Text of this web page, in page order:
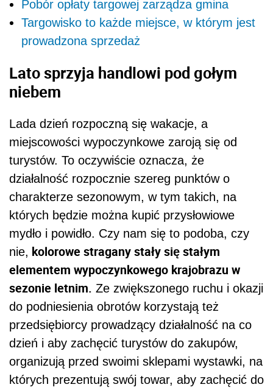
Pobór opłaty targowej zarządza gmina
Targowisko to każde miejsce, w którym jest
prowadzona sprzedaż
Lato sprzyja handlowi pod gołym
niebem
Lada dzień rozpoczną się wakacje, a
miejscowości wypoczynkowe zaroją się od
turystów. To oczywiście oznacza, że
działalność rozpocznie szereg punktów o
charakterze sezonowym, w tym takich, na
których będzie można kupić przysłowiowe
mydło i powidło. Czy nam się to podoba, czy
nie, kolorowe stragany stały się stałym
elementem wypoczynkowego krajobrazu w
sezonie letnim. Ze zwiększonego ruchu i okazji
do podniesienia obrotów korzystają też
przedsiębiorcy prowadzący działalność na co
dzień i aby zachęcić turystów do zakupów,
organizują przed swoimi sklepami wystawki, na
których prezentują swój towar, aby zachęcić do